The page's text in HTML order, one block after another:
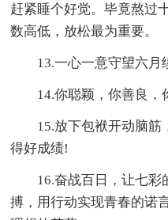
赶紧睡个好觉。毕竟熬过
数高低，放松最为重要。
13.一心一意守望六月
14.你聪颖，你善良，
15.放下包袱开动脑筋
得好成绩!
16.奋战百日，让七彩
搏，用行动实现青春的诺